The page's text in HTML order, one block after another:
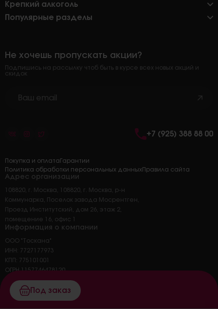
Под заказ
Крепкий алкоголь
Популярные разделы
Адрес организации
108820, г. Москва, 108820, г. Москва, р-н
Коммунарка, Поселок завода Мосрентген,
Проезд Институтский, дом 26, этаж 2,
помещение 16, офис 1
Информация о компании
ООО "Тоскана"
ИНН: 7727177973
КПП: 775101001
ОГРН 1157746478120
ОКПО 45326414
Основной вид деятельности: 47.25 торговля
розничная напитками в
Не хочешь пропускать акции?
Подпишись на рассылку чтоб быть в курсе всех новых акций и
скидок
+7 (925) 388 88 00
Покупка и оплата Гарантии
Политика обработки персональных данныхПравила сайта